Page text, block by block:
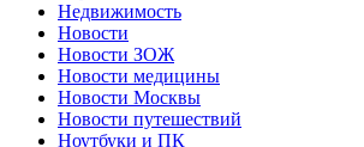
Недвижимость
Новости
Новости ЗОЖ
Новости медицины
Новости Москвы
Новости путешествий
Ноутбуки и ПК